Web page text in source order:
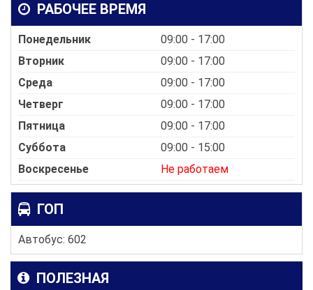
РАБОЧЕЕ ВРЕМЯ
Понедельник
09:00 - 17:00
Вторник
09:00 - 17:00
Среда
09:00 - 17:00
Четверг
09:00 - 17:00
Пятница
09:00 - 17:00
Суббота
09:00 - 15:00
Воскресенье
Не работаем
ГОП
Автобус: 602
ПОЛЕЗНАЯ